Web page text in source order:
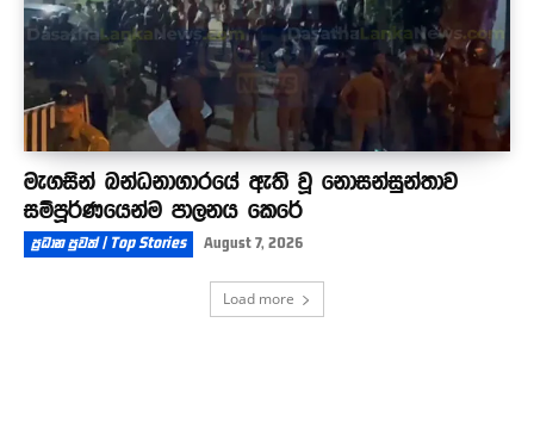
මැගසින් බන්ධනාගාරයේ ඇති වූ නොසන්සුන්තාව
සම්පූර්ණයෙන්ම පාලනය කෙරේ
ප්‍රධාන පුවත් | Top Stories August 7, 2026
Load more